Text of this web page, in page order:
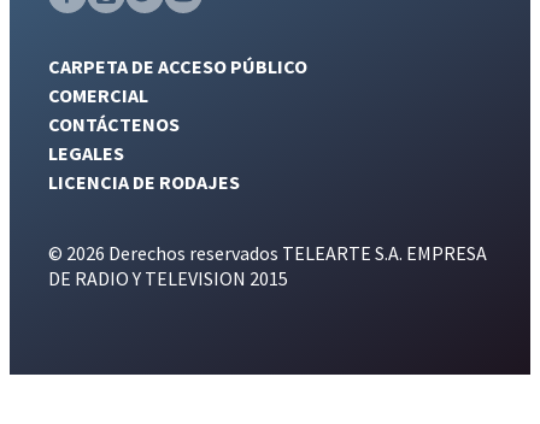
CARPETA DE ACCESO PÚBLICO
COMERCIAL
CONTÁCTENOS
LEGALES
LICENCIA DE RODAJES
© 2026 Derechos reservados TELEARTE S.A. EMPRESA
DE RADIO Y TELEVISION 2015